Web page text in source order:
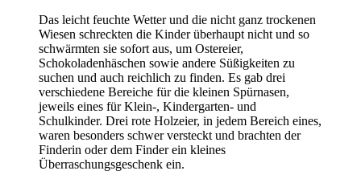
Das leicht feuchte Wetter und die nicht ganz trockenen
Wiesen schreckten die Kinder überhaupt nicht und so
schwärmten sie sofort aus, um Ostereier,
Schokoladenhäschen sowie andere Süßigkeiten zu
suchen und auch reichlich zu finden. Es gab drei
verschiedene Bereiche für die kleinen Spürnasen,
jeweils eines für Klein-, Kindergarten- und
Schulkinder. Drei rote Holzeier, in jedem Bereich eines,
waren besonders schwer versteckt und brachten der
Finderin oder dem Finder ein kleines
Überraschungsgeschenk ein.